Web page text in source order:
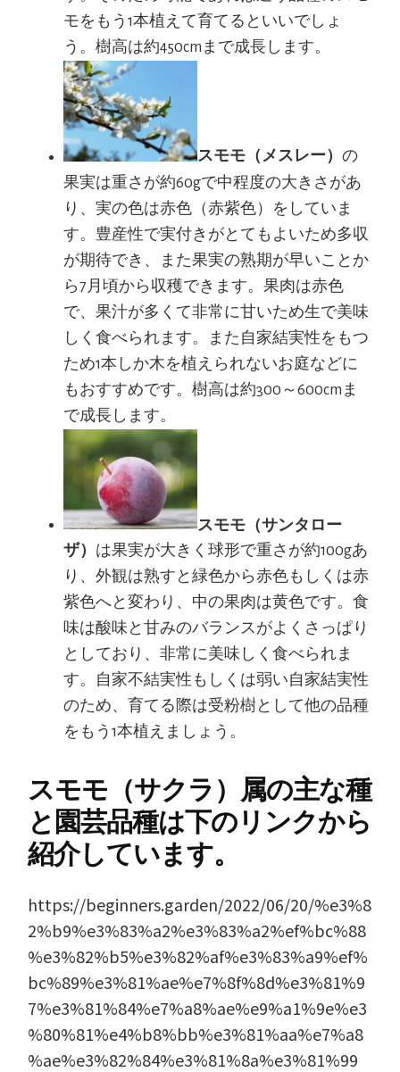
モをもう1本植えて育てるといいでしょ
う。樹高は約450cmまで成長します。
スモモ（メスレー）の
果実は重さが約60gで中程度の大きさがあ
り、実の色は赤色（赤紫色）をしていま
す。豊産性で実付きがとてもよいため多収
が期待でき、また果実の熟期が早いことか
ら7月頃から収穫できます。果肉は赤色
で、果汁が多くて非常に甘いため生で美味
しく食べられます。また自家結実性をもつ
ため1本しか木を植えられないお庭などに
もおすすめです。樹高は約300～600cmま
で成長します。
スモモ（サンタロー
ザ） は果実が大きく球形で重さが約100gあ
り、外観は熟すと緑色から赤色もしくは赤
紫色へと変わり、中の果肉は黄色です。食
味は酸味と甘みのバランスがよくさっぱり
としており、非常に美味しく食べられま
す。自家不結実性もしくは弱い自家結実性
のため、育てる際は受粉樹として他の品種
をもう1本植えましょう。
スモモ（サクラ）属の主な種
と園芸品種は下のリンクから
紹介しています。
https://beginners.garden/2022/06/20/%e3%8
2%b9%e3%83%a2%e3%83%a2%ef%bc%88
%e3%82%b5%e3%82%af%e3%83%a9%ef%
bc%89%e3%81%ae%e7%8f%8d%e3%81%9
7%e3%81%84%e7%a8%ae%e9%a1%9e%e3
%80%81%e4%b8%bb%e3%81%aa%e7%a8
%ae%e3%82%84%e3%81%8a%e3%81%99